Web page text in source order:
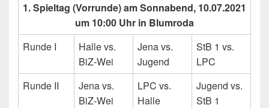
1. Spieltag (Vorrunde) am Sonnabend, 10.07.2021
um 10:00 Uhr in Blumroda
Runde I
Halle vs.
BiZ-Wei
Jena vs.
Jugend
StB 1 vs.
LPC
Runde II
Jena vs.
BiZ-Wei
LPC vs.
Halle
Jugend vs.
StB 1